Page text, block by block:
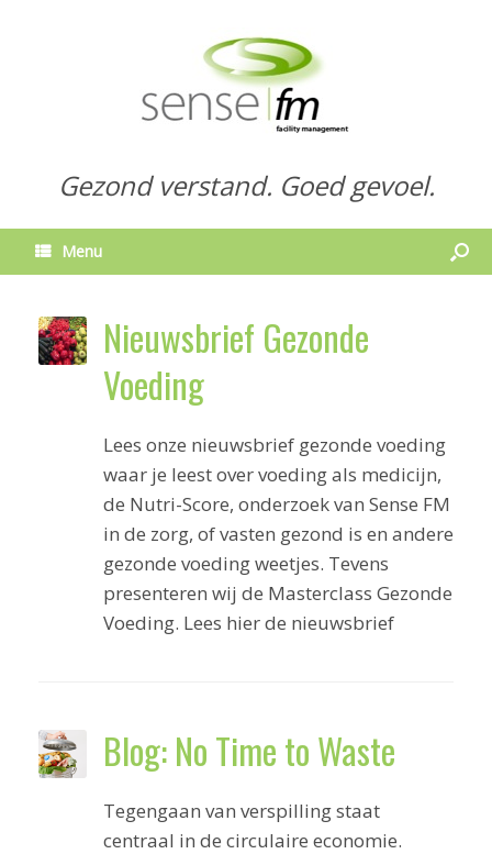
Gezond verstand. Goed gevoel.
Menu
Nieuwsbrief Gezonde
Voeding
Lees onze nieuwsbrief gezonde voeding
waar je leest over voeding als medicijn,
de Nutri-Score, onderzoek van Sense FM
in de zorg, of vasten gezond is en andere
gezonde voeding weetjes. Tevens
presenteren wij de Masterclass Gezonde
Voeding. Lees hier de nieuwsbrief
Blog: No Time to Waste
Tegengaan van verspilling staat
centraal in de circulaire economie.